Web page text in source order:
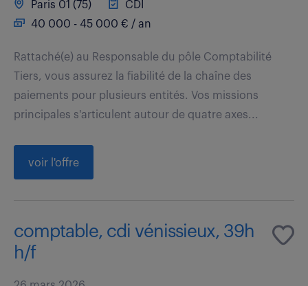
Paris 01 (75)
CDI
40 000 - 45 000 € / an
Rattaché(e) au Responsable du pôle Comptabilité
Tiers, vous assurez la fiabilité de la chaîne des
paiements pour plusieurs entités. Vos missions
principales s'articulent autour de quatre axes...
voir l'offre
comptable, cdi vénissieux, 39h
h/f